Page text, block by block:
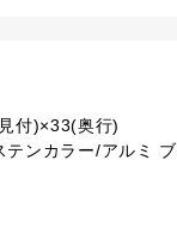
付)×33(奥行)
ンカラー/アルミ